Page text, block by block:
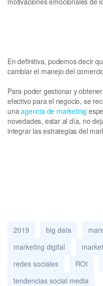
En definitiva, podemos decir
cambiar el manejo del
Para poder gestionar y
efectivo para el negocio, se
unaagencia de marketing
novedades, estar al día, no
integrar las estrategias del
2019 big data
marketing digital
redes sociales
ROI
tendencias social media